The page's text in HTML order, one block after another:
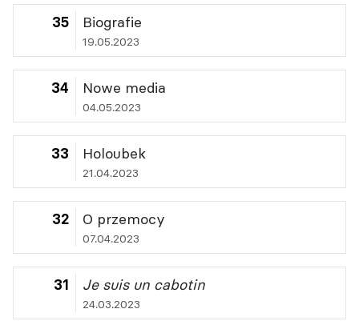
35 Biografie
19.05.2023
34 Nowe media
04.05.2023
33 Holoubek
21.04.2023
32 O przemocy
07.04.2023
31 Je suis un cabotin
24.03.2023